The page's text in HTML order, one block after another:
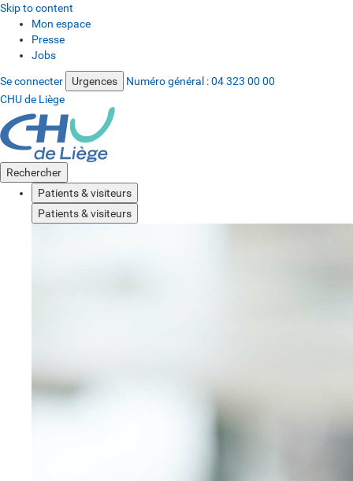
Skip to content
Mon espace
Presse
Jobs
Se connecter Urgences Numéro général :04 323 00 00
CHU de Liège
Rechercher
Patients & visiteurs
Patients & visiteurs